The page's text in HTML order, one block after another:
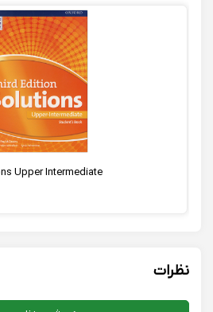
Upper Intermediate
نظرات